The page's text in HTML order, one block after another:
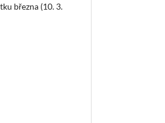
března (10. 3.